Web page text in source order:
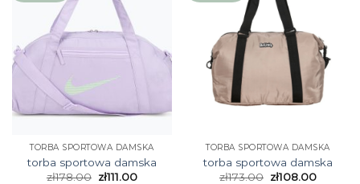
TORBA SPORTOWA DAMSKA
torba sportowa damska
zł178.00 zł111.00
TORBA SPORTOWA DAMSKA
torba sportowa damska
zł173.00 zł108.00